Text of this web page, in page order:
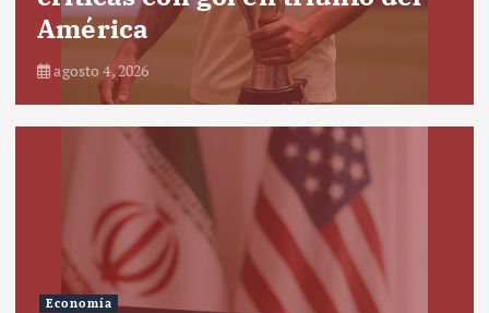
América
agosto 4, 2026
Economía